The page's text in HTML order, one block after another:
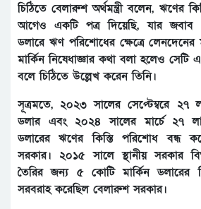
চিঠিতে বেলারুশ অর্থমন্ত্রী বলেন, ঋণের
আগেও একটি পত্র দিয়েছি, যার জবাব
ডলারে ঋণ পরিশোধের ক্ষেত্রে
মার্কিন নিষেধাজ্ঞার কথা বলা হলেও সেটি
বলে চিঠিতে উল্লেখ করেন তিনি।
সূত্রমতে, ২০২৩ সালের সেপ্টেম্বরে ২৭
ডলার এবং ২০২৪ সালের মার্চে ২৭
ডলারের ঋণের কিস্তি পরিশোধ বন্ধ
সরকার। ২০১৫ সালে স্থানীয় সরকার
তৈরির জন্য ৫ কোটি মার্কিন ডলারের
সরবরাহ করেছিল বেলারুশ সরকার।